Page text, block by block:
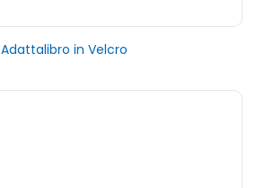
Adattalibro in Velcro